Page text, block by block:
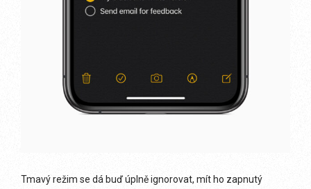
Tmavý režim se dá buď úplně ignorovat, mít ho zapnutý